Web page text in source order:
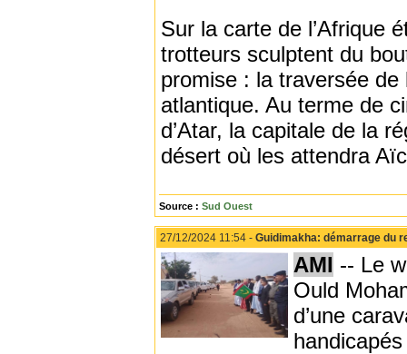
Sur la carte de l’Afrique
trotteurs sculptent du
promise : la traversée de
atlantique. Au terme de
d’Atar, la capitale de la
désert où les attendra
Source : Sud Ouest
27/12/2024 11:54 - Guidimakha: démarrage du
AMI -- Le
Ould
d’une